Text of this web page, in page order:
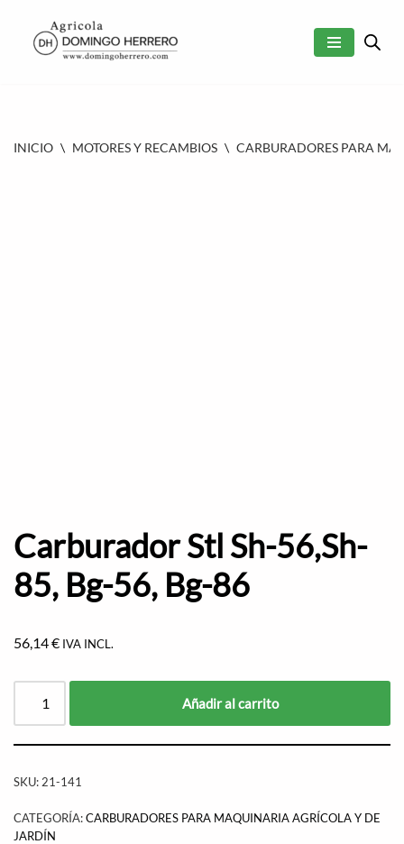
SALTAR
INICIO \ MOTORES Y RECAMBIOS \ CARBURADORES PARA
Carburador Stl Sh-56,Sh-
85, Bg-56, Bg-86
56,14€ IVA INCL.
Añadir al carrito
SKU: 21-141
CATEGORÍA:CARBURADORES PARA MAQUINARIA AGRÍCOLA Y DE
JARDÍN